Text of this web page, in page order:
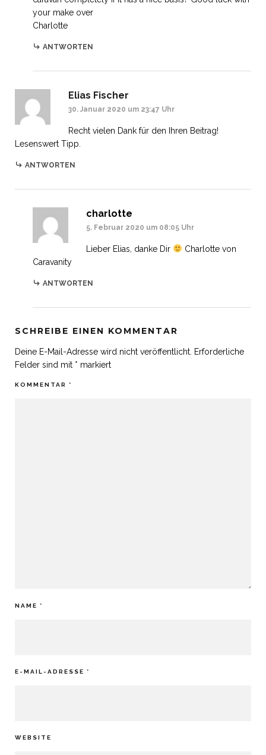
your make over
Charlotte
ANTWORTEN
Elias Fischer
30. Januar 2020 um 23:47 Uhr
Recht vielen Dank für den Ihren Beitrag!
Lesenswert Tipp.
ANTWORTEN
charlotte
5. Februar 2020 um 08:05 Uhr
Lieber Elias, danke Dir
Charlotte von
Caravanity
ANTWORTEN
SCHREIBE EINEN KOMMENTAR
Deine E-Mail-Adresse wird nicht veröffentlicht. Erforderliche
Felder sind mit * markiert
KOMMENTAR *
NAME *
E-MAIL-ADRESSE *
WEBSITE